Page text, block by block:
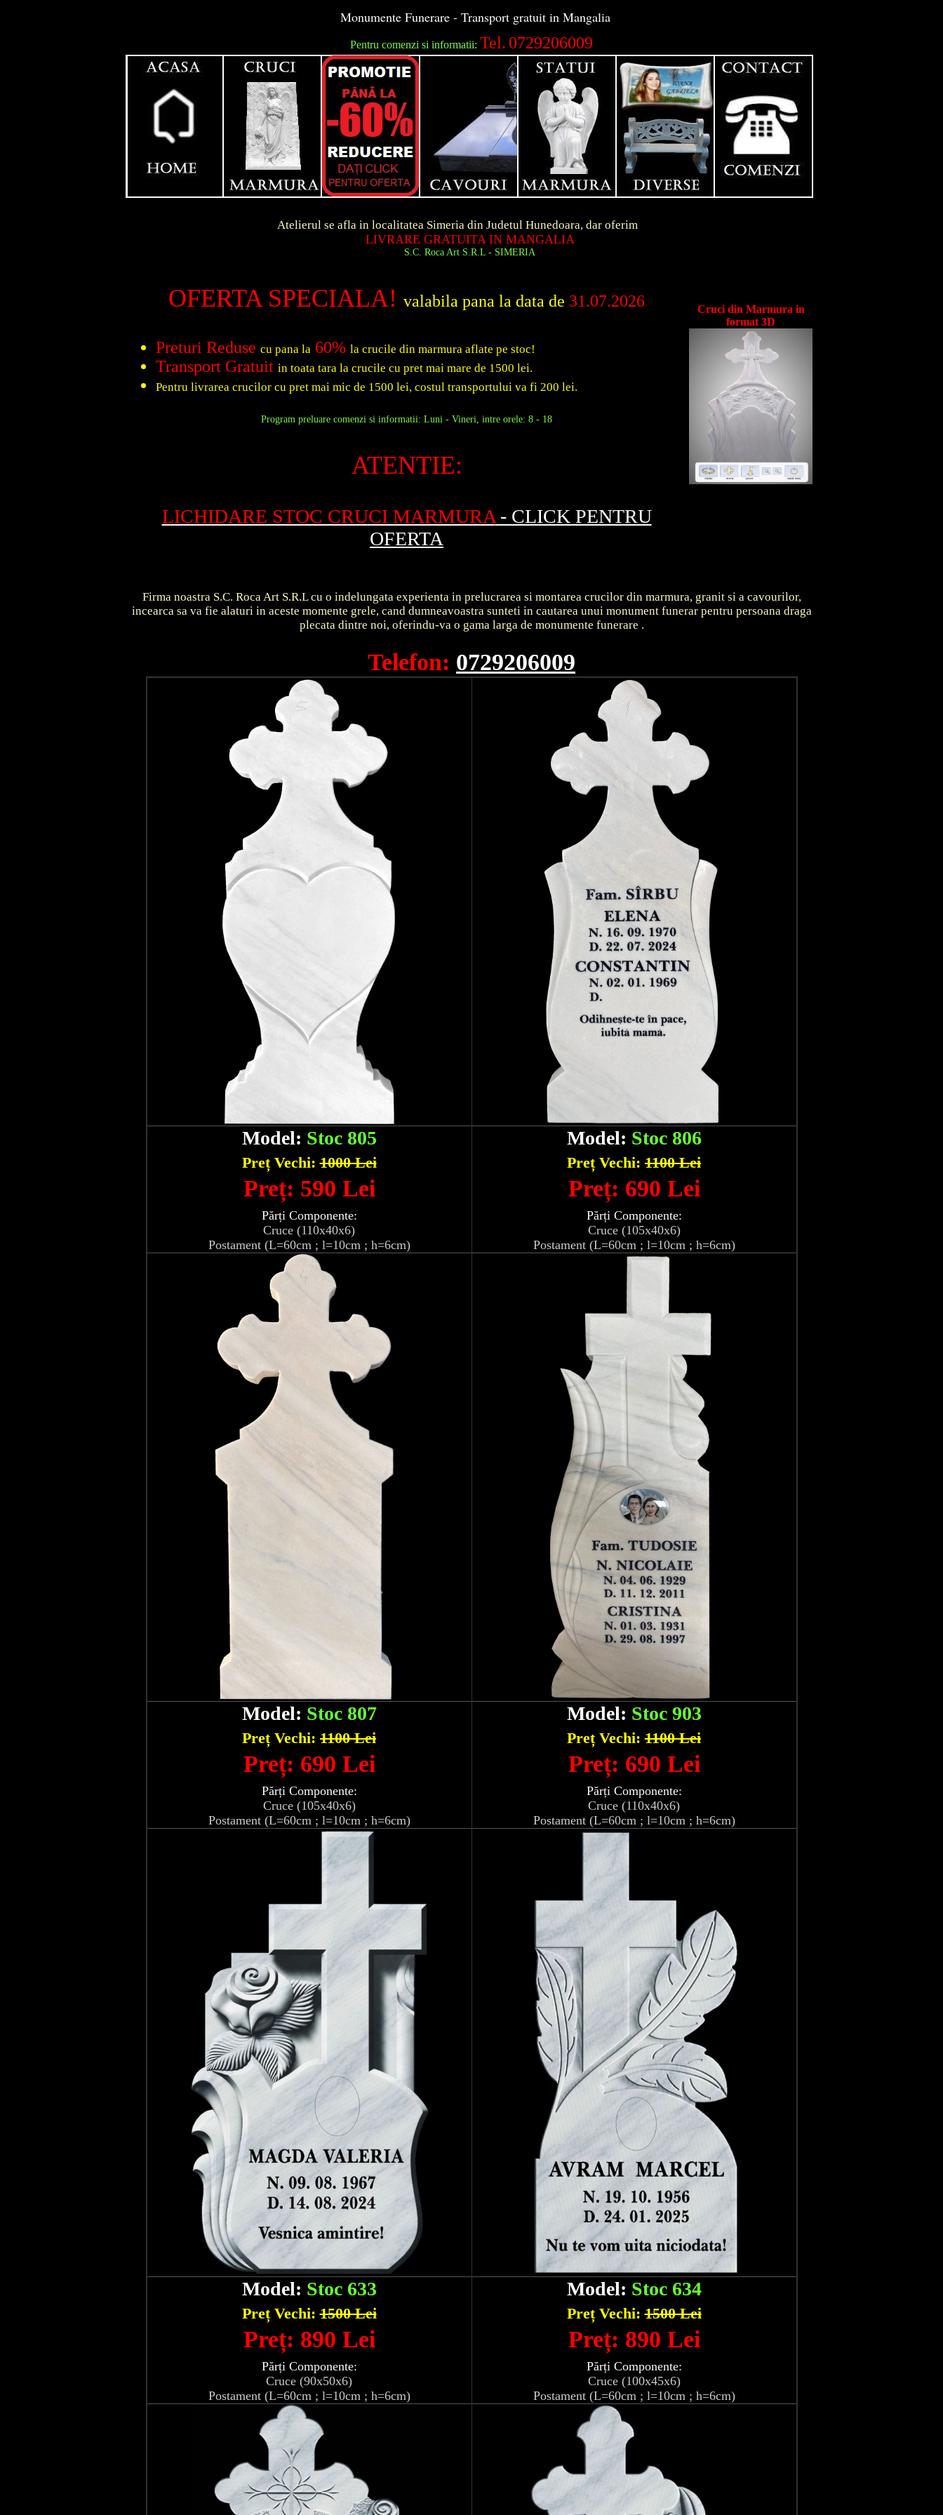
Monumente Funerare - Transport gratuit in Mangalia
Pentru comenzi si informatii: Tel. 0729206009
Dunga
Atelierul se afla in localitatea Simeria din Judetul Hunedoara, dar oferim
LIVRARE GRATUITA IN MANGALIA
S.C. Roca Art S.R.L - SIMERIA
OFERTA SPECIALA! valabila pana la data de 31.07.2026
Preturi Reduse cu pana la 60% la crucile din marmura aflate pe stoc!
Transport Gratuit in toata tara la crucile cu pret mai mare de 1500 lei.
Pentru livrarea crucilor cu pret mai mic de 1500 lei, costul transportului va fi 200 lei.
Program preluare comenzi si informatii: Luni - Vineri, intre orele: 8 - 18
ATENTIE:
LICHIDARE STOC CRUCI MARMURA- CLICK PENTRU
OFERTA
Cruci din Marmura in
format 3D
Firma noastra S.C. Roca Art S.R.L cu o indelungata experienta in prelucrarea si montarea crucilor din marmura, granit si a cavourilor,
incearca sa va fie alaturi in aceste momente grele, cand dumneavoastra sunteti in cautarea unui monument funerar pentru persoana draga
plecata dintre noi, oferindu-va o gama larga de monumente funerare .
Telefon: 0729206009
Model: Stoc 805
Preț Vechi:1000 Lei
Preț: 590 Lei
Părți Componente:
Cruce (110x40x6)
Postament (L=60cm ; l=10cm ; h=6cm)
Model: Stoc 806
Preț Vechi: 1100 Lei
Preț: 690 Lei
Părți Componente:
Cruce (105x40x6)
Postament (L=60cm ; l=10cm ; h=6cm)
Model: Stoc 807
Preț Vechi: 1100 Lei
Preț: 690 Lei
Părți Componente:
Cruce (105x40x6)
Postament (L=60cm ; l=10cm ; h=6cm)
Model: Stoc 903
Preț Vechi: 1100 Lei
Preț: 690 Lei
Părți Componente:
Cruce (110x40x6)
Postament (L=60cm ; l=10cm ; h=6cm)
Model: Stoc 633
Preț Vechi:1500 Lei
Preț: 890 Lei
Părți Componente:
Cruce (90x50x6)
Postament (L=60cm ; l=10cm ; h=6cm)
Model: Stoc 634
Preț Vechi:1500 Lei
Preț: 890 Lei
Părți Componente:
Cruce (100x45x6)
Postament (L=60cm ; l=10cm ; h=6cm)